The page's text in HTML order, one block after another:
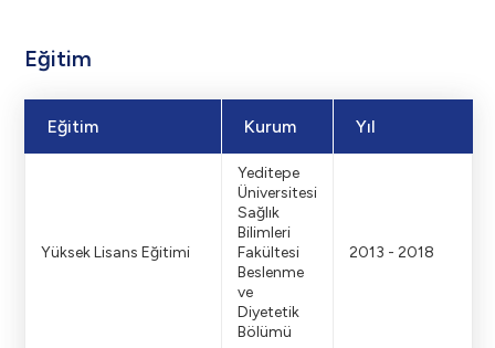
Eğitim
Eğitim Kurum Yıl
Yüksek Lisans Eğitimi
Yeditepe
Üniversitesi
Sağlık
Bilimleri
Fakültesi
Beslenme
ve
Diyetetik
Bölümü
2013 - 2018